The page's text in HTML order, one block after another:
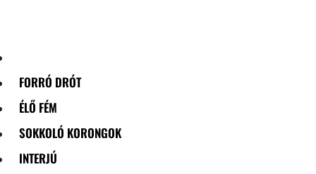
FORRÓ DRÓT
ÉLŐ FÉM
SOKKOLÓ KORONGOK
INTERJÚ